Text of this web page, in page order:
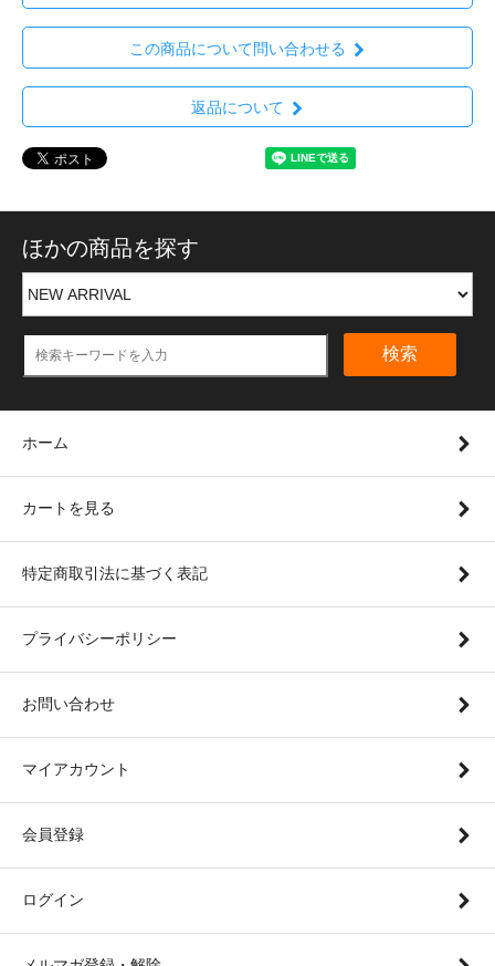
この商品について問い合わせる
返品について
ほかの商品を探す
検索
ホーム
カートを見る
特定商取引法に基づく表記
プライバシーポリシー
お問い合わせ
マイアカウント
会員登録
ログイン